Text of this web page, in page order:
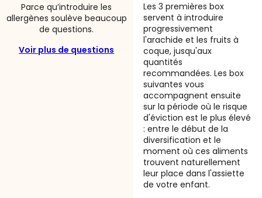
Parce qu’introduire les
allergènes soulève beaucoup
de questions.
Voir plus de questions
Les 3 premières box
servent à introduire
progressivement
l'arachide et les fruits à
coque, jusqu'aux
quantités
recommandées. Les box
suivantes vous
accompagnent ensuite
sur la période où le risque
d'éviction est le plus élevé
: entre le début de la
diversification et le
moment où ces aliments
trouvent naturellement
leur place dans l'assiette
de votre enfant.